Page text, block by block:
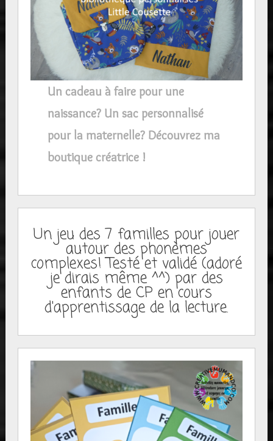
Un cadeau à faire pour une
naissance? Un sac personnalisé
pour la maternelle? Découvrez ma
boutique créatrice !
Un jeu des 7 familles pour jouer
autour des phonèmes
complexes! Testé et validé (adoré
je dirais même ^^) par des
enfants de CP en cours
d'apprentissage de la lecture.